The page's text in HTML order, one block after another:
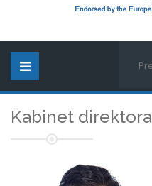
Kabinet direktora